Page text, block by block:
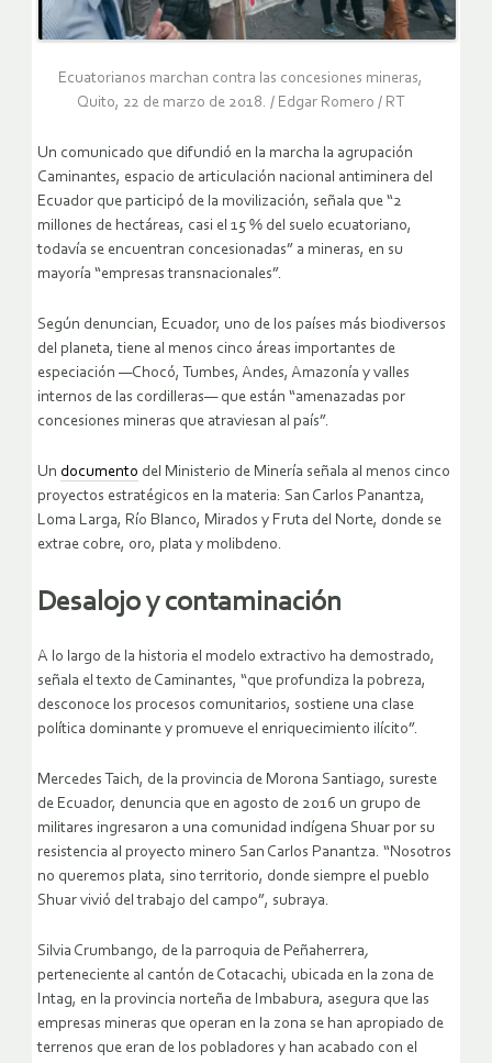
Ecuatorianos marchan contra las concesiones mineras,
Quito, 22 de marzo de 2018. / Edgar Romero / RT
Un comunicado que difundió en la marcha la agrupación
Caminantes, espacio de articulación nacional antiminera del
Ecuador que participó de la movilización, señala que “2
millones de hectáreas, casi el 15 % del suelo ecuatoriano,
todavía se encuentran concesionadas” a mineras, en su
mayoría “empresas transnacionales”.
Según denuncian, Ecuador, uno de los países más biodiversos
del planeta, tiene al menos cinco áreas importantes de
especiación —Chocó, Tumbes, Andes, Amazonía y valles
internos de las cordilleras— que están “amenazadas por
concesiones mineras que atraviesan al país”.
Un documento del Ministerio de Minería señala al menos cinco
proyectos estratégicos en la materia: San Carlos Panantza,
Loma Larga, Río Blanco, Mirados y Fruta del Norte, donde se
extrae cobre, oro, plata y molibdeno.
Desalojo y contaminación
A lo largo de la historia el modelo extractivo ha demostrado,
señala el texto de Caminantes, “que profundiza la pobreza,
desconoce los procesos comunitarios, sostiene una clase
política dominante y promueve el enriquecimiento ilícito”.
Mercedes Taich, de la provincia de Morona Santiago, sureste
de Ecuador, denuncia que en agosto de 2016 un grupo de
militares ingresaron a una comunidad indígena Shuar por su
resistencia al proyecto minero San Carlos Panantza. “Nosotros
no queremos plata, sino territorio, donde siempre el pueblo
Shuar vivió del trabajo del campo”, subraya.
Silvia Crumbango, de la parroquia de Peñaherrera,
perteneciente al cantón de Cotacachi, ubicada en la zona de
Intag, en la provincia norteña de Imbabura, asegura que las
empresas mineras que operan en la zona se han apropiado de
terrenos que eran de los pobladores y han acabado con el